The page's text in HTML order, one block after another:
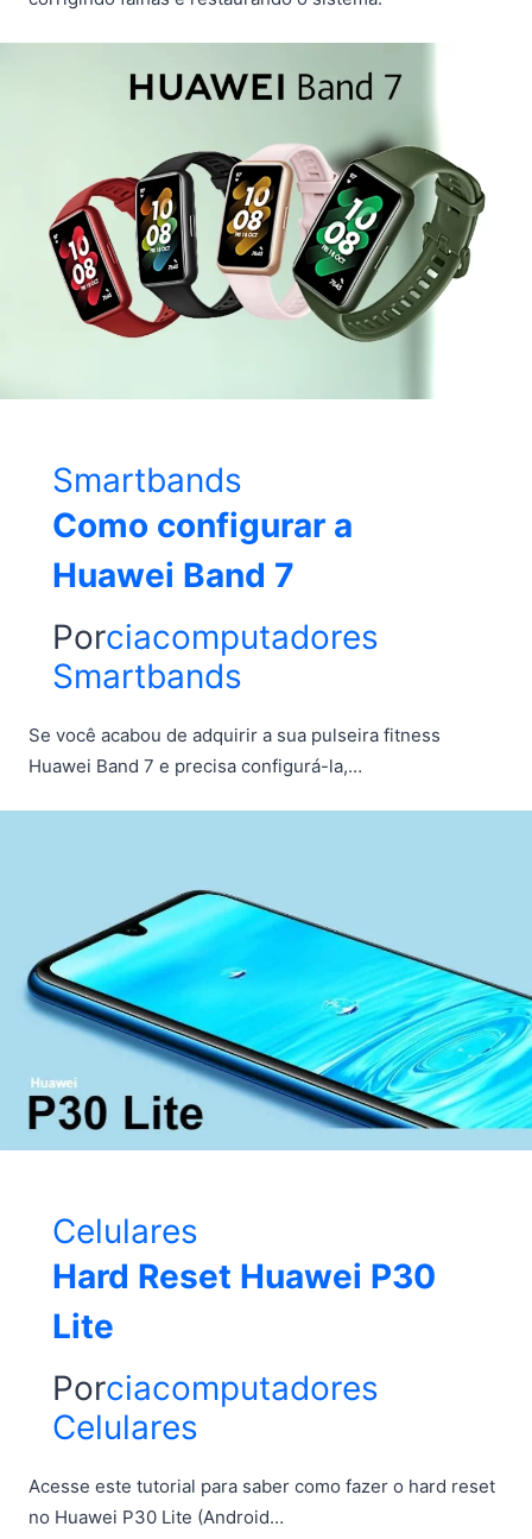
Smartbands
Como configurar a
Huawei Band 7
Porciacomputadores
Smartbands
Se você acabou de adquirir a sua pulseira fitness
Huawei Band 7 e precisa configurá-la,…
Celulares
Hard Reset Huawei P30
Lite
Porciacomputadores
Celulares
Acesse este tutorial para saber como fazer o hard reset
no Huawei P30 Lite (Android…